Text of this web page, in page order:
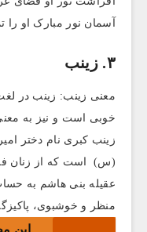
آسمان نور مبارک او را
۳. زینب
معنی زینب: زینب در
خوبی است و نیز به
زینب کبری نام دختر
(س) است که از زنان
عقیله بنی هاشم به
منظر و خوشبوی،
این